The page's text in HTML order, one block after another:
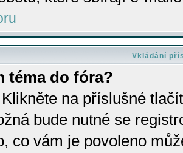
Vkládání
téma do fóra?
na příslušné
bude nutné se
co vám je povoleno